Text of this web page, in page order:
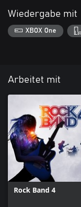
Wiedergabe mit
XBOX One
Arbeitet mit
Rock Band 4